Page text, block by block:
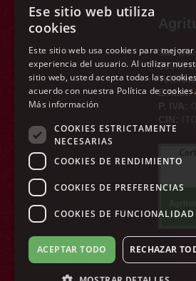
San
06060
E-Mail:
P. IVA:
CIN:
Ese sitio web utiliza
cookies
Este sitio web usa cookies para mejorar
experiencia del usuario. Al utilizar
sitio web, usted acepta todas las
acuerdo con nuestra Política de cookies.
Más información
COOKIES ESTRICTAMENTE
NECESARIAS
COOKIES DE RENDIMIENTO
COOKIES DE PREFERENCIAS
COOKIES DE FUNCIONALIDAD
ACEPTAR TODO RECHAZAR